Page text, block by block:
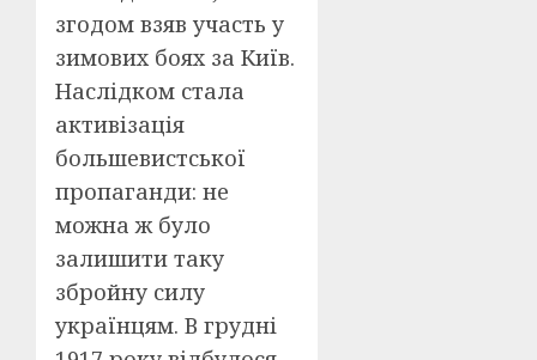
згодом взяв участь у
зимових боях за Київ.
Наслідком стала
активізація
большевистської
пропаганди: не
можна ж було
залишити таку
збройну силу
українцям. В грудні